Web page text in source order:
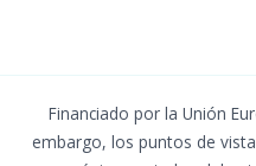
Financiado por la Unión
embargo, los puntos de